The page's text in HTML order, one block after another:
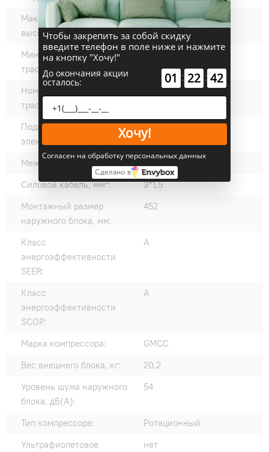
Максимальный перепад
высот:
10
Минимальная длина
трассы, м:
Номинальная длина
трассы, м:
Подключение
электропитания:
Внутренний блок
Межблочный кабель, мм²:
Силовой кабель, мм²:
3*1,5
Монтажный размер
наружного блока, мм:
452
Класс
энергоэффективности
SEER:
A
Класс
энергоэффективности
SCOP:
A
Марка компрессора:
GMCC
Вес внешнего блока, кг:
20,2
Уровень шума наружного
блока, дБ(А):
54
Тип компрессора:
Ротационный
Ультрафиолетовое
нет
Чтобы закрепить за собой скидку
введите телефон в поле ниже и нажмите
на кнопку "Хочу!"
До окончания акции
осталось: 01 : 22 : 41
Хочу!
Согласен на обработку персональных данных
Сделано в